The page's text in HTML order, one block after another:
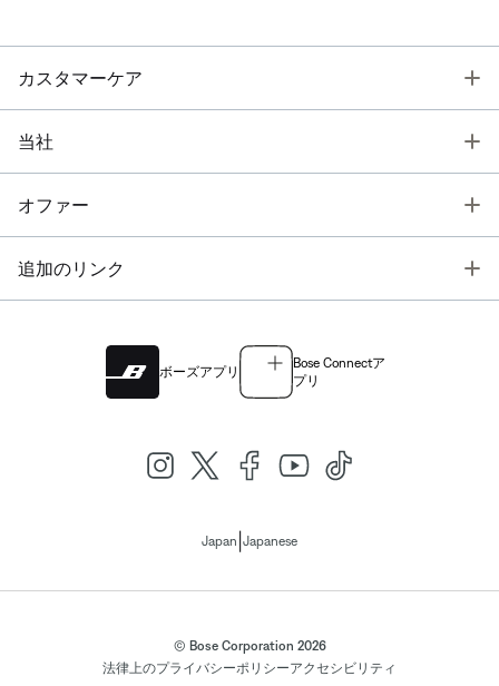
カスタマーケア
当社
オファー
追加のリンク
ボーズアプリ
Bose Connectア
プリ
Japan Japanese
© Bose Corporation 2026
法律上のプライバシーポリシーアクセシビリティ